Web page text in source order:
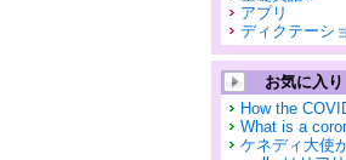
アプリ
ディクテーシ
お気に入り
How the
What is a
ケネディ大使